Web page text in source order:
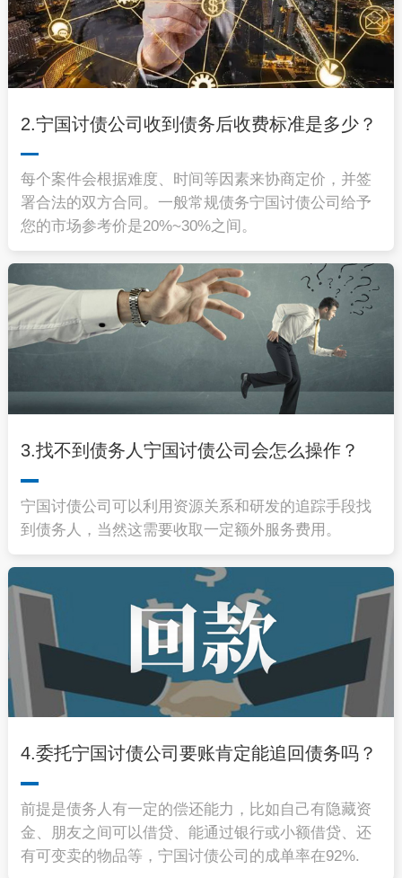
2.宁国讨债公司收到债务后收费标准是多少？
每个案件会根据难度、时间等因素来协商定价，并签
署合法的双方合同。一般常规债务宁国讨债公司 给予
您的市场参考价是20%~30%之间。
3.找不到债务人宁国讨债公司会怎么操作？
宁国讨债公司 可以利用资源关系和研发的追踪手段找
到债务人，当然这需要收取一定额外服务费用。
4.委托宁国讨债公司要账肯定能追回债务吗？
前提是债务人有一定的偿还能力，比如自己有隐藏资
金、朋友之间可以借贷、能通过银行或小额借贷、还
有可变卖的物品等， 宁国讨债公司 的成单率在92%.